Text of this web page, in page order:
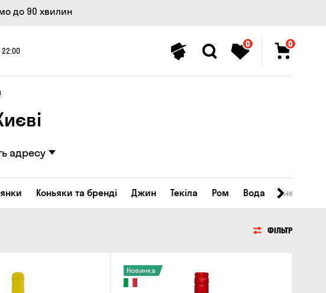
до 90 хвилин
0 0
адресу
Коньяки та бренді Джин Текіла Ром Вода
ФІЛЬТР
Новинка